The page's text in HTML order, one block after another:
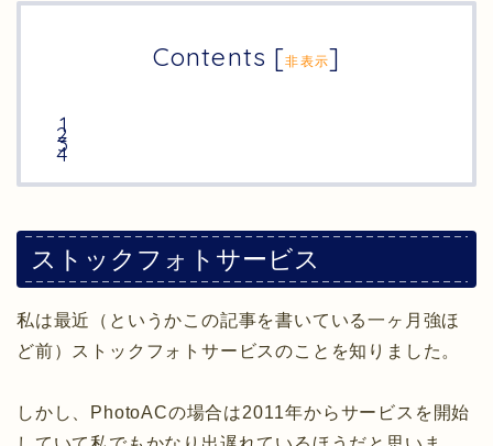
Contents [非表示]
ストックフォトサービス
私は最近（というかこの記事を書いている一ヶ月強ほ
ど前）ストックフォトサービスのことを知りました。
しかし、PhotoACの場合は2011年からサービスを開始